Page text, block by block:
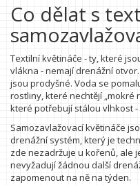
Co dělat s
Textilní květináče - ty, které
vlákna - nemají drenážní
jsou prodyšné. Voda se
rostliny, které nechtějí „mokré
které potřebují stálou vlhkost
Samozavlažovací květináče
drenážní systém, který je
zde nezadržuje u kořenů, ale
nevyžadují žádnou další
zapomenout na ně na týden.